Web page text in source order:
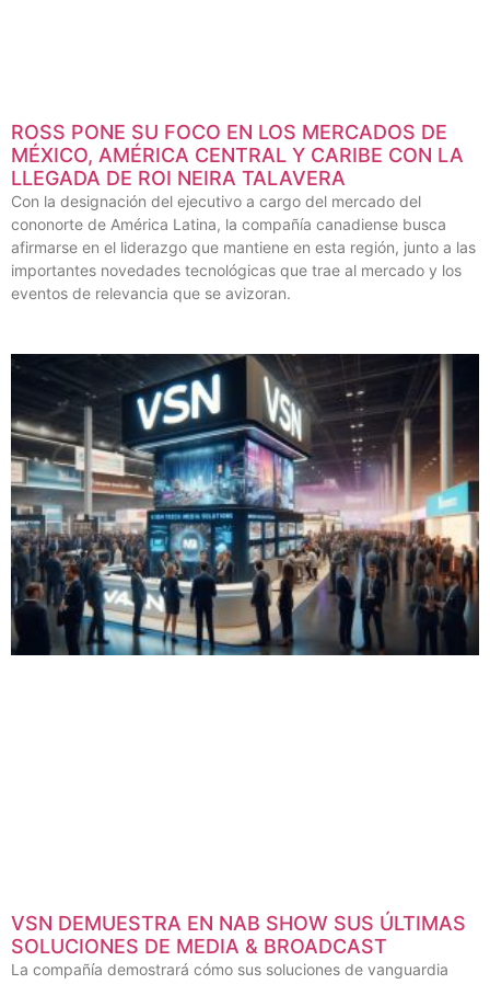
ROSS PONE SU FOCO EN LOS MERCADOS DE
MÉXICO, AMÉRICA CENTRAL Y CARIBE CON LA
LLEGADA DE ROI NEIRA TALAVERA
Con la designación del ejecutivo a cargo del mercado del
cononorte de América Latina, la compañía canadiense busca
afirmarse en el liderazgo que mantiene en esta región, junto a las
importantes novedades tecnológicas que trae al mercado y los
eventos de relevancia que se avizoran.
VSN DEMUESTRA EN NAB SHOW SUS ÚLTIMAS
SOLUCIONES DE MEDIA & BROADCAST
La compañía demostrará cómo sus soluciones de vanguardia